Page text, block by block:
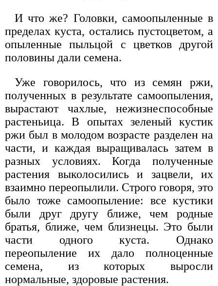
И что же? Головки, самоопыленные в
пределах куста, остались пустоцветом, а
опыленные пыльцой с цветков другой
половины дали семена.
Уже говорилось, что из семян ржи,
полученных в результате самоопыления,
вырастают чахлые, нежизнеспособные
растеньица. В опытах зеленый кустик
ржи был в молодом возрасте разделен на
части, и каждая выращивалась затем в
разных условиях. Когда полученные
растения выколосились и зацвели, их
взаимно переопылили. Строго говоря, это
было тоже самоопыление: все кустики
были друг другу ближе, чем родные
братья, ближе, чем близнецы. Это были
части одного куста. Однако
переопыление их дало полноценные
семена, из которых выросли
нормальные, здоровые растения.